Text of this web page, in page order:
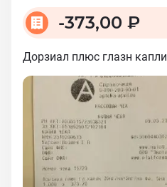
-373,00 ₽
Дорзиал плюс глазн капли